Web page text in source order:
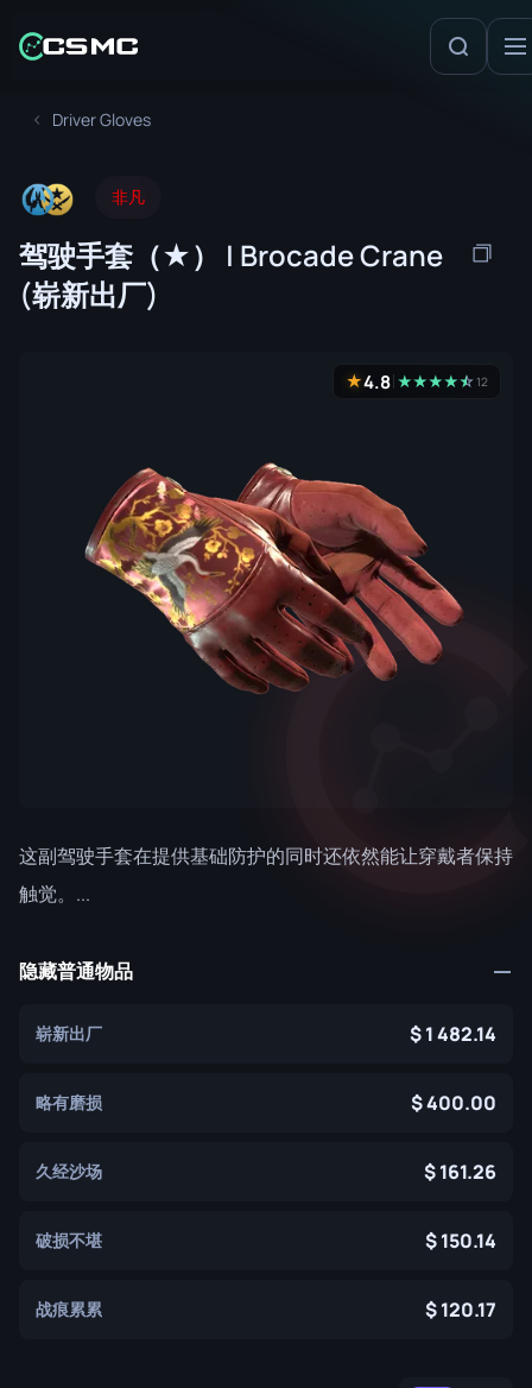
Driver Gloves
非凡
驾驶手套（★） | Brocade Crane
(崭新出厂)
★4.8 ★★★★★
☆ 12
这副驾驶手套在提供基础防护的同时还依然能让穿戴者保持
触觉。...
隐藏普通物品
崭新出厂 1 482.14
略有磨损 400.00
久经沙场 161.26
破损不堪 150.14
战痕累累 120.17